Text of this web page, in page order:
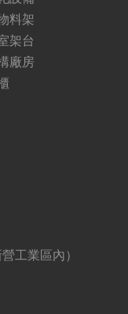
料架
架台
廠房
工業區內）